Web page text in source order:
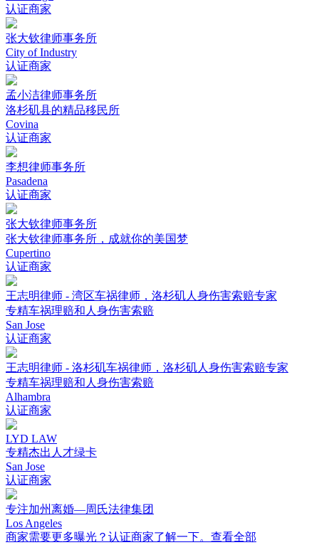
认证商家
张大钦律师事务所
City of Industry
认证商家
孟小洁律师事务所
洛杉矶县的精品移民所
Covina
认证商家
李想律师事务所
Pasadena
认证商家
张大钦律师事务所
张大钦律师事务所，成就你的美国梦
Cupertino
认证商家
王志明律师 - 湾区车祸律师，洛杉矶人身伤害索赔专家
专精车祸理赔和人身伤害索赔
San Jose
认证商家
王志明律师 - 洛杉矶车祸律师，洛杉矶人身伤害索赔专家
专精车祸理赔和人身伤害索赔
Alhambra
认证商家
LYD LAW
专精杰出人才绿卡
San Jose
认证商家
专注加州离婚—周氏法律集团
Los Angeles
商家需要更多曝光？认证商家了解一下。 查看全部